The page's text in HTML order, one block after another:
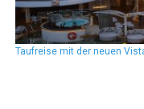
Taufreise mit der neuen